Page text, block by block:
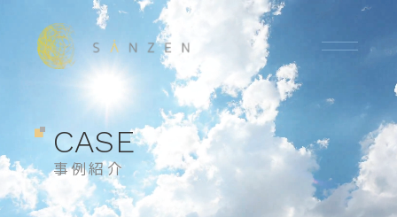
CASE
事例紹介